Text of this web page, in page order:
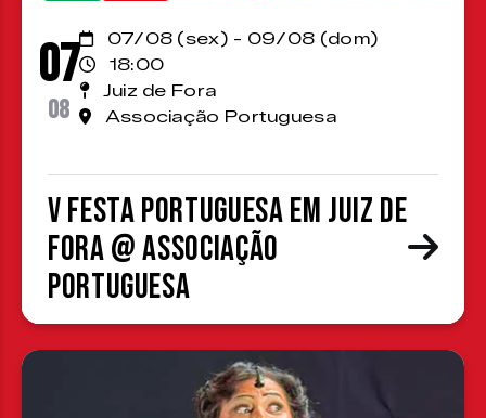
07
08
07/08 (sex) - 09/08 (dom)
18:00
Juiz de Fora
Associação Portuguesa
V Festa Portuguesa em Juiz de
Fora @ Associação
Portuguesa